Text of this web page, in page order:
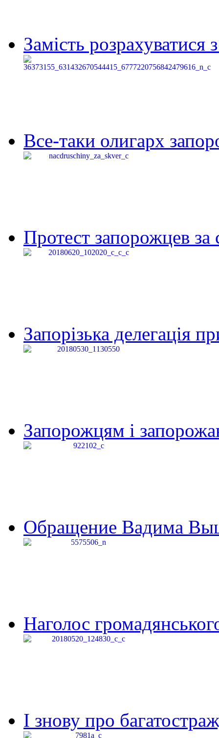
Замість
Все-таки олигарх
Протест запорожцев за
Запорізька делегація
Запорожцям і
Обращение Вадима
Наголос
І знову про